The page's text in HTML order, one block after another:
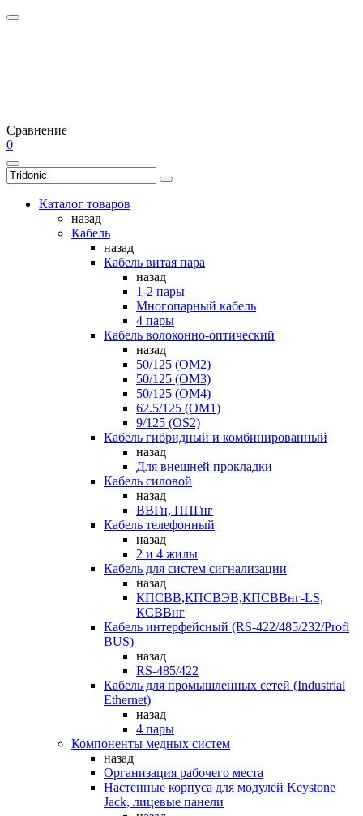
Сравнение
0
Каталог товаров
назад
Кабель
назад
Кабель витая пара
назад
1-2 пары
Многопарный кабель
4 пары
Кабель волоконно-оптический
назад
50/125 (OM2)
50/125 (OM3)
50/125 (OM4)
62.5/125 (OM1)
9/125 (OS2)
Кабель гибридный и комбинированный
назад
Для внешней прокладки
Кабель силовой
назад
ВВГн, ППГнг
Кабель телефонный
назад
2 и 4 жилы
Кабель для систем сигнализации
назад
КПСВВ,КПСВЭВ,КПСВВнг-LS,
КСВВнг
Кабель интерфейсный (RS-422/485/232/Profi
BUS)
назад
RS-485/422
Кабель для промышленных сетей (Industrial
Ethernet)
назад
4 пары
Компоненты медных систем
назад
Организация рабочего места
Настенные корпуса для модулей Keystone
Jack, лицевые панели